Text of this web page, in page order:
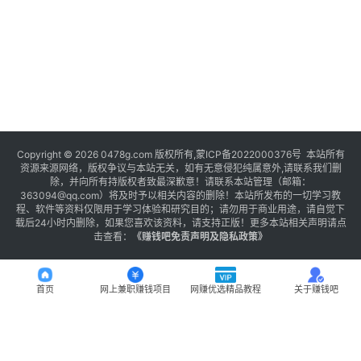
Copyright © 2026 0478g.com 版权所有,蒙ICP备2022000376号 本站所有
资源来源网络，版权争议与本站无关，如有无意侵犯纯属意外,请联系我们删
除，并向所有持版权者致最深歉意！请联系本站管理（邮箱：
363094@qq.com）将及时予以相关内容的删除！本站所发布的一切学习教
程、软件等资料仅限用于学习体验和研究目的；请勿用于商业用途，请自觉下
载后24小时内删除，如果您喜欢该资料，请支持正版！更多本站相关声明请点
击查看：
《赚钱吧免责声明及隐私政策》
首页 网上兼职赚钱项目 网赚优选精品教程 关于赚钱吧